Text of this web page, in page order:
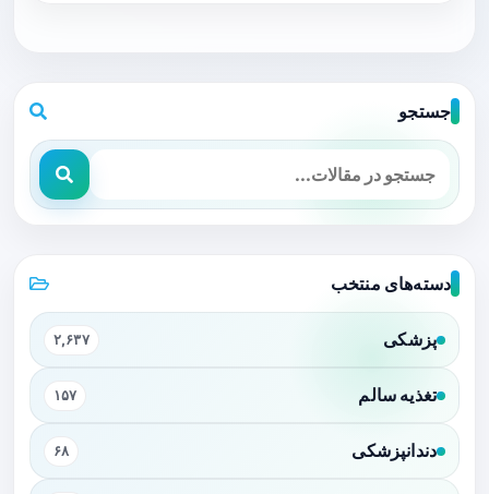
جستجو
دسته‌های منتخب
پزشکی ۲,۶۳۷
تغذیه سالم ۱۵۷
دندانپزشکی ۶۸